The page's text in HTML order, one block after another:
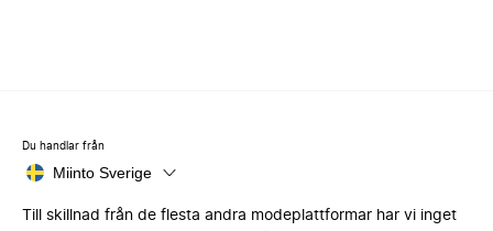
Du handlar från
Miinto Sverige
Till skillnad från de flesta andra modeplattformar har vi inget